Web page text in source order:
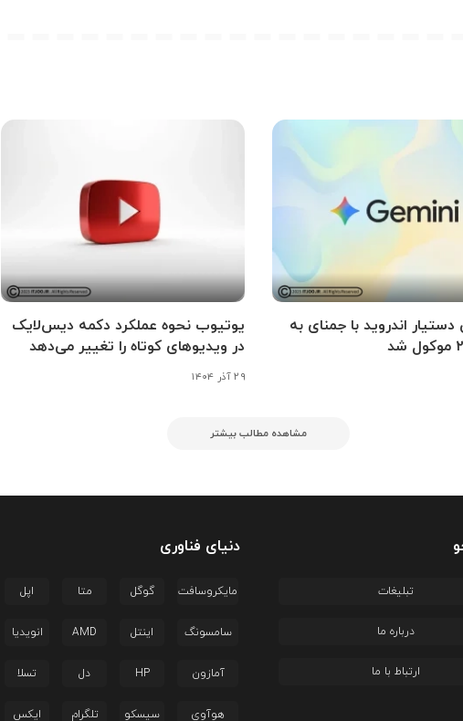
دستیار اندروید با جمنای به
یوتیوب نحوه عملکرد دکمه دیس‌لایک
در ویدیوهای کوتاه را تغییر می‌دهد
۲۹ آذر ۱۴۰۴
مشاهده مطالب بیشتر
تبلیغات
درباره ما
ارتباط با ما
دنیای فناوری
مایکروسافت گوگل متا اپل
سامسونگ اینتل AMD انویدیا
آمازون HP دل تسلا
هوآوی سیسکو تلگرام ایکس